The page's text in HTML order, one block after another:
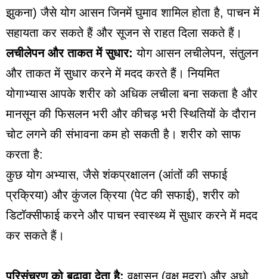
झुकना) जैसे योग आसन जिनमें घुमाव शामिल होता है, पाचन में
सहायता कर सकते हैं और सूजन से राहत दिला सकते हैं।
लचीलेपन और ताकत में सुधार: योग आसन लचीलेपन, संतुलन
और ताकत में सुधार करने में मदद करते हैं। नियमित
योगाभ्यास आपके शरीर को अधिक लचीला बना सकता है और
मानसून की फिसलन भरी और कीचड़ भरी स्थितियों के दौरान
चोट लगने की संभावना कम हो सकती है। शरीर को साफ
करता है:
कुछ योग अभ्यास, जैसे शंकप्रक्षालन (आंतों की सफाई
प्रक्रिया) और कुंजल क्रिया (पेट की सफाई), शरीर को
डिटॉक्सीफाई करने और पाचन स्वास्थ्य में सुधार करने में मदद
कर सकते हैं।
परिसंचरण को बढ़ावा देता है: वृक्षासन (वृक्ष मुद्रा) और अधो